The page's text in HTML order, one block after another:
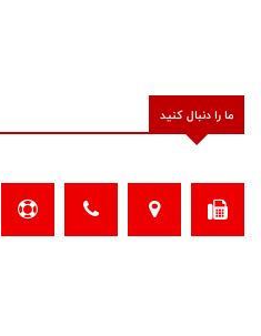
ما را دنبال کنید